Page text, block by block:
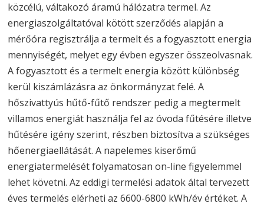
közcélú, váltakozó áramú hálózatra termel. Az
energiaszolgáltatóval kötött szerződés alapján a
mérőóra regisztrálja a termelt és a fogyasztott energia
mennyiségét, melyet egy évben egyszer összeolvasnak.
A fogyasztott és a termelt energia között különbség
kerül kiszámlázásra az önkormányzat felé. A
hőszivattyús hűtő-fűtő rendszer pedig a megtermelt
villamos energiát használja fel az óvoda fűtésére illetve
hűtésére igény szerint, részben biztosítva a szükséges
hőenergiaellátását. A napelemes kiserőmű
energiatermelését folyamatosan on-line figyelemmel
lehet követni. Az eddigi termelési adatok által tervezett
éves termelés elérheti az 6600-6800 kWh/év értéket. A